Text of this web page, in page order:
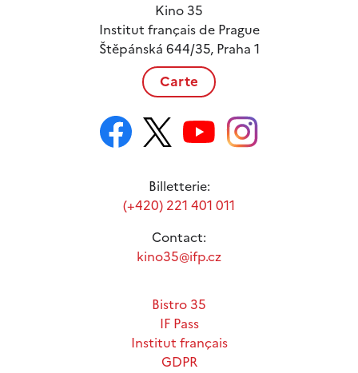
Kino 35
Institut français de Prague
Štěpánská 644/35, Praha 1
Carte
Billetterie:
(+420) 221 401 011
Contact:
kino35@ifp.cz
Bistro 35
IF Pass
Institut français
GDPR